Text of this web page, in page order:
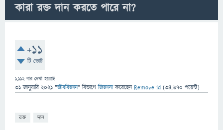
কারা রক্ত ​​দান করতে পারে না?
+11
টি ভোট
1,112বার দেখা হয়েছে
31 জানুয়ারি 2021 "জীববিজ্ঞান" বিভাগে জিজ্ঞাসাকরেছেনRemove id (34,670 পয়েন্ট)
রক্ত দান